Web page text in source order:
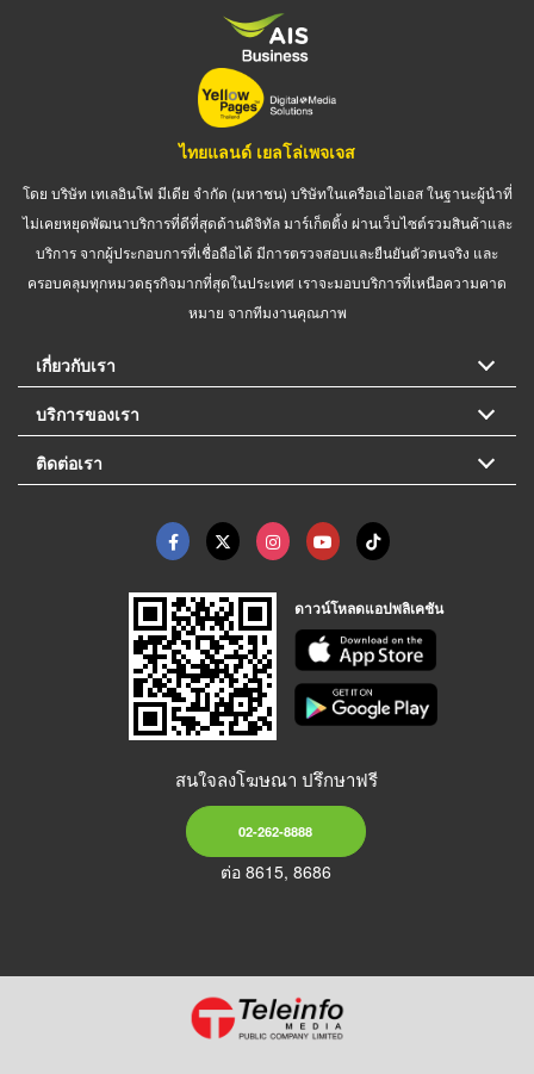
ไทยแลนด์ เยลโล่เพจเจส
โดย บริษัท เทเลอินโฟ มีเดีย จำกัด (มหาชน) บริษัทในเครือเอไอเอส ในฐานะผู้นำที่
ไม่เคยหยุดพัฒนาบริการที่ดีที่สุดด้านดิจิทัล มาร์เก็ตติ้ง ผ่านเว็บไซต์รวมสินค้าและ
บริการ จากผู้ประกอบการที่เชื่อถือได้ มีการตรวจสอบและยืนยันตัวตนจริง และ
ครอบคลุมทุกหมวดธุรกิจมากที่สุดในประเทศ เราจะมอบบริการที่เหนือความคาด
หมาย จากทีมงานคุณภาพ
เกี่ยวกับเรา
บริการของเรา
ติดต่อเรา
ดาวน์โหลดแอปพลิเคชัน
สนใจลงโฆษณา ปรึกษาฟรี
02-262-8888
ต่อ 8615, 8686